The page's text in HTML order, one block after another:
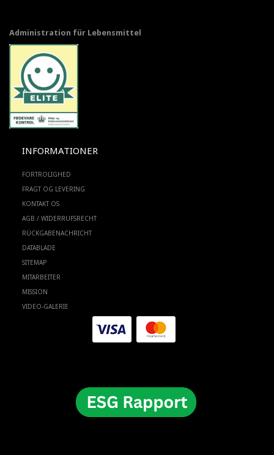
Administration für Lebensmittel
INFORMATIONER
FORTROLIGHED
FRAGT OG LEVERING
KONTAKT OS
AGB / WIDERRUFSRECHT
RÜCKGABENACHRICHT
DATABLADE
SITEMAP
MITARBEITER
MISSION
VIDEO-GALERIE